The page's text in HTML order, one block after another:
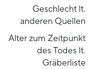
Geschlecht lt.
anderen Quellen
Alter zum Zeitpunkt
des Todes lt.
Gräberliste